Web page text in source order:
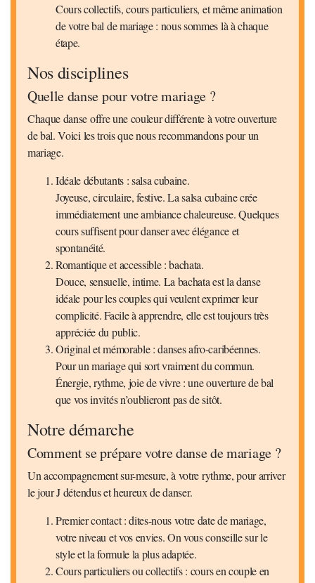
Cours collectifs, cours particuliers, et même animation
de votre bal de mariage : nous sommes là à chaque
étape.
Nos disciplines
Quelle danse pour votre mariage ?
Chaque danse offre une couleur différente à votre ouverture
de bal. Voici les trois que nous recommandons pour un
mariage.
Idéale débutants : salsa cubaine.
Joyeuse, circulaire, festive. La salsa cubaine crée
immédiatement une ambiance chaleureuse. Quelques
cours suffisent pour danser avec élégance et
spontanéité.
Romantique et accessible : bachata.
Douce, sensuelle, intime. La bachata est la danse
idéale pour les couples qui veulent exprimer leur
complicité. Facile à apprendre, elle est toujours très
appréciée du public.
Original et mémorable : danses afro-caribéennes.
Pour un mariage qui sort vraiment du commun.
Énergie, rythme, joie de vivre : une ouverture de bal
que vos invités n’oublieront pas de sitôt.
Notre démarche
Comment se prépare votre danse de mariage ?
Un accompagnement sur-mesure, à votre rythme, pour arriver
le jour J détendus et heureux de danser.
Premier contact : dites-nous votre date de mariage,
votre niveau et vos envies. On vous conseille sur le
style et la formule la plus adaptée.
Cours particuliers ou collectifs : cours en couple en